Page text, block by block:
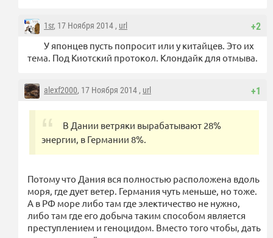
+2
1sr, 17 Ноября 2014 , url
У японцев пусть попросит или у китайцев. Это их
тема. Под Киотский протокол. Клондайк для отмыва.
+1
alexf2000, 17 Ноября 2014 , url
В Дании ветряки вырабатывают 28%
энергии, в Германии 8%.
Потому что Дания вся полностью расположена вдоль
моря, где дует ветер. Германия чуть меньше, но тоже.
А в РФ море либо там где электичество не нужно,
либо там где его добыча таким способом является
преступлением и геноцидом. Вместо того чтобы, дать